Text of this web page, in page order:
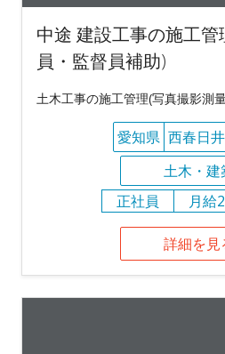
中途 建設工事の施工
員・監督員補助)
土木工事の施工管理(写真撮影測
愛知県 西春日
土木・建
正社員
月給
詳細を見